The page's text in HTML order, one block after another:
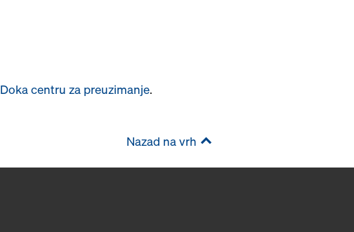
Doka centru za preuzimanje.
Nazad na vrh